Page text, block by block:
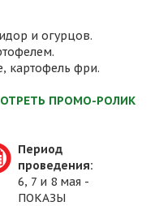
и огурцов.
картофель фри.
ПРОМО-РОЛИК
Период
проведения:
6, 7 и 8 мая -
ПОКАЗЫ